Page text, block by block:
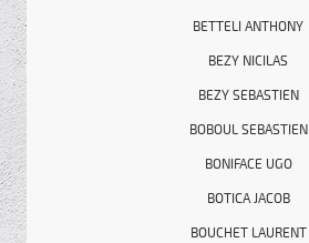
BETTELI ANTHONY
BEZY NICILAS
BEZY SEBASTIEN
BOBOUL SEBASTIEN
BONIFACE UGO
BOTICA JACOB
BOUCHET LAURENT